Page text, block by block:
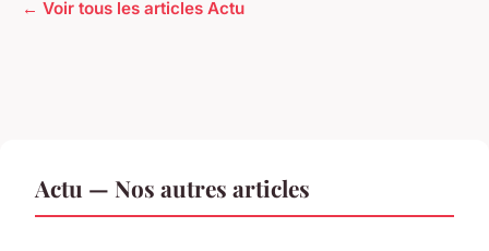
← Voir tous les articles Actu
Actu — Nos autres articles